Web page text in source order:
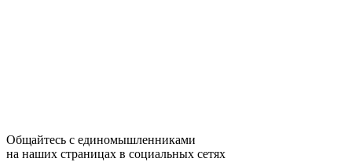
Общайтесь с единомышленниками
на наших страницах в социальных сетях